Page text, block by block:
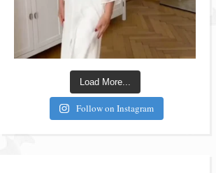
Load More...
Follow on Instagram